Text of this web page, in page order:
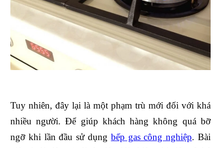
Tuy nhiên, đây lại là một phạm trù mới đối với khá
nhiều người. Để giúp khách hàng không quá bỡ
ngỡ khi lần đầu sử dụng bếp gas công nghiệp. Bài